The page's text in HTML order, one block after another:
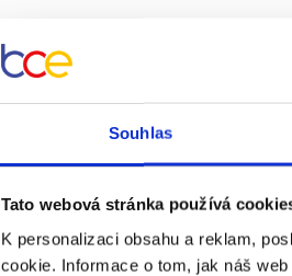
Souhlas
Tato webová stránka používá
K personalizaci obsahu a reklam,
cookie. Informace o tom, jak náš